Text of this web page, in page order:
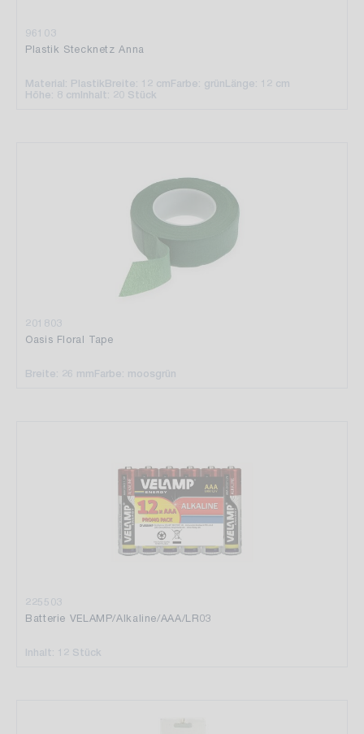
96103
Plastik Stecknetz Anna
Material: PlastikBreite: 12 cmFarbe: grünLänge: 12 cm
Höhe: 8 cmInhalt: 20 Stück
201803
Oasis Floral Tape
Breite: 26 mmFarbe: moosgrün
225503
Batterie VELAMP/Alkaline/AAA/LR03
Inhalt: 12 Stück